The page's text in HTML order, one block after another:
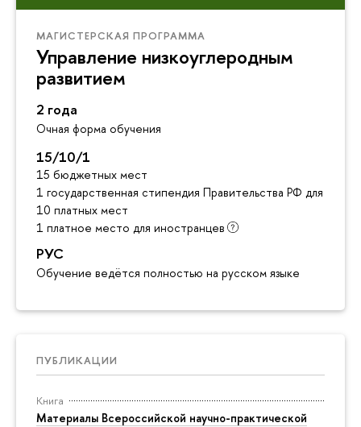
МАГИСТЕРСКАЯ ПРОГРАММА
Управление низкоуглеродным
развитием
2 года
Очная форма обучения
15/10/1
15 бюджетных мест
1 государственная стипендия Правительства РФ для
10 платных мест
1 платное место для иностранцев
РУС
Обучение ведётся полностью на русском языке
ПУБЛИКАЦИИ
Книга
Материалы Всероссийской научно-практической